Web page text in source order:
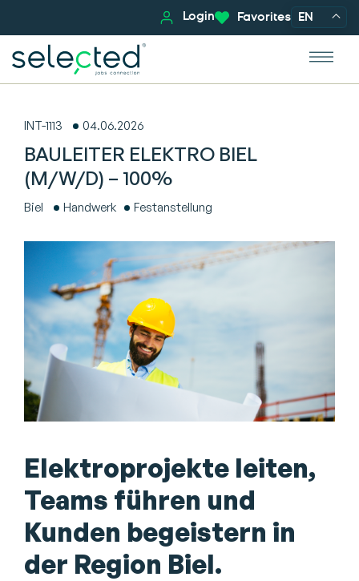
Login Favorites EN
INT-1113 04.06.2026
BAULEITER ELEKTRO BIEL
(M/W/D) – 100%
Biel Handwerk Festanstellung
Elektroprojekte leiten,
Teams führen und
Kunden begeistern in
der Region Biel.